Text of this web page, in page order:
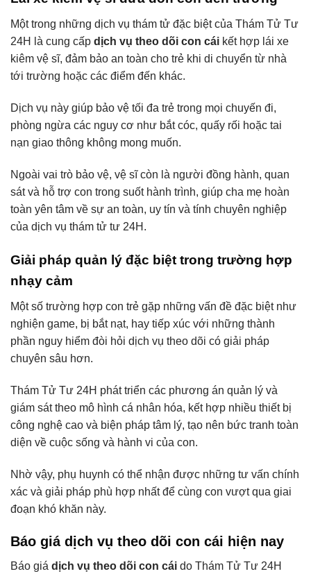
Một trong những dịch vụ thám tử đặc biệt của Thám Tử Tư
24H là cung cấp dịch vụ theo dõi con cái kết hợp lái xe
kiêm vệ sĩ, đảm bảo an toàn cho trẻ khi di chuyển từ nhà
tới trường hoặc các điểm đến khác.
Dịch vụ này giúp bảo vệ tối đa trẻ trong mọi chuyến đi,
phòng ngừa các nguy cơ như bắt cóc, quấy rối hoặc tai
nạn giao thông không mong muốn.
Ngoài vai trò bảo vệ, vệ sĩ còn là người đồng hành, quan
sát và hỗ trợ con trong suốt hành trình, giúp cha mẹ hoàn
toàn yên tâm về sự an toàn, uy tín và tính chuyên nghiệp
của dịch vụ thám tử tư 24H.
Giải pháp quản lý đặc biệt trong trường hợp
nhạy cảm
Một số trường hợp con trẻ gặp những vấn đề đặc biệt như
nghiện game, bị bắt nạt, hay tiếp xúc với những thành
phần nguy hiểm đòi hỏi dịch vụ theo dõi có giải pháp
chuyên sâu hơn.
Thám Tử Tư 24H phát triển các phương án quản lý và
giám sát theo mô hình cá nhân hóa, kết hợp nhiều thiết bị
công nghệ cao và biện pháp tâm lý, tạo nên bức tranh toàn
diện về cuộc sống và hành vi của con.
Nhờ vậy, phụ huynh có thể nhận được những tư vấn chính
xác và giải pháp phù hợp nhất để cùng con vượt qua giai
đoạn khó khăn này.
Báo giá dịch vụ theo dõi con cái hiện nay
Báo giá dịch vụ theo dõi con cái do Thám Tử Tư 24H